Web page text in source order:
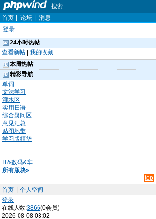
搜索
首页
论坛
消息
登录
24小时热帖
查看新帖
我的收藏
本周热帖
精彩导航
单词
文法学习
灌水区
实用日语
综合疑问区
意见汇总
贴图地带
学习版精华
IT&数码&车
所有版块»
top
首页
个人空间
登录
在线人数:3866(0会员)
2026-08-08 03:02